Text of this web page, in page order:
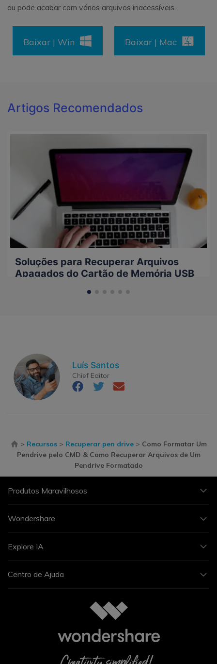
ou pode acabar com vários arquivos inacessíveis.
Baixar | Win Baixar | Mac
Artigos Recomendados
Soluções para Recuperar Arquivos
Apagados do Cartão de Memória USB
Luís Santos
Chief Editor
> Recursos> Recuperar pen drive> Como Formatar Um
Pendrive pelo CMD & Como Recuperar Arquivos de Um
Pendrive Formatado
Produtos Maravilhosos
Wondershare
Explore IA
Centro de Ajuda